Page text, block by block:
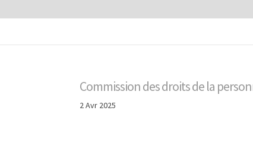
Commission des droits de la
2 Avr 2025